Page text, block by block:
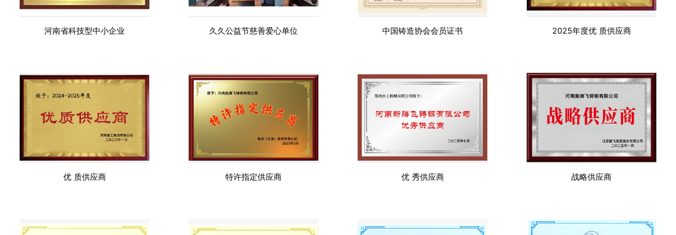
河南省科技型中小企业 久久公益节慈善爱心单位 中国铸造协会会员证书 2025年度优 质供应商
优 质供应商 特许指定供应商 优 秀供应商 战略供应商